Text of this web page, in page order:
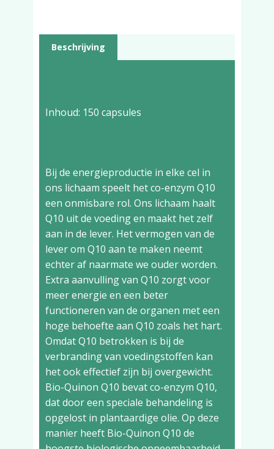
Beschrijving
Inhoud: 150 capsules
Bij de energieproductie in elke cel in
ons lichaam speelt het co-enzym Q10
een onmisbare rol. Ons lichaam haalt
Q10 uit de voeding en maakt het zelf
aan in de lever. Het vermogen van de
lever om Q10 aan te maken neemt
echter af naarmate we ouder worden.
Extra aanvulling van Q10 zorgt voor
meer energie en een beter
functioneren van de organen met een
hoge behoefte aan Q10 zoals het hart.
Omdat Q10 betrokken is bij de
verbranding van voedingstoffen kan
het ook effectief zijn bij overgewicht.
Bio-Quinon Q10 bevat co-enzym Q10,
dat door een speciale behandeling is
opgelost in plantaardige olie. Op deze
manier heeft Bio-Quinon Q10 de